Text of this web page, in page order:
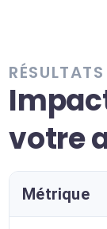
RÉSULTATS
votre
Métrique